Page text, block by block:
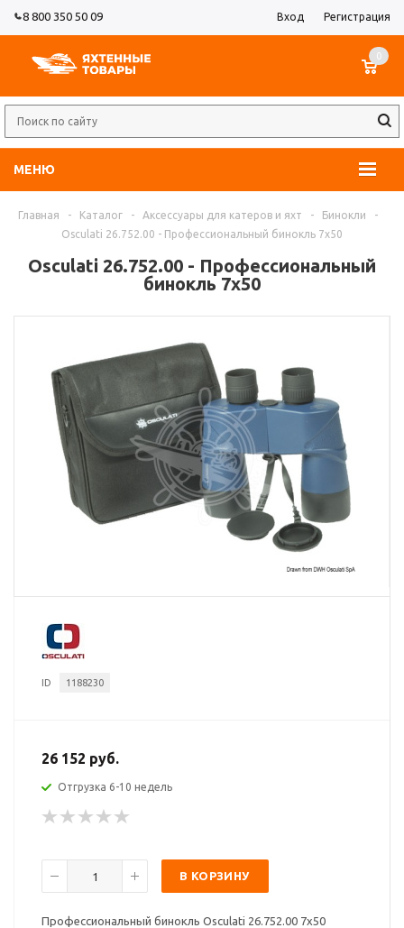
8 800 350 50 09 Вход Регистрация
МЕНЮ
0
Главная - Каталог - Аксессуары для катеров и яхт - Бинокли
-
Osculati 26.752.00 - Профессиональный бинокль 7x50
Osculati 26.752.00 - Профессиональный
бинокль 7x50
ID 1188230
26 152 руб.
Отгрузка 6-10 недель
В КОРЗИНУ
Профессиональный бинокль Osculati 26.752.00 7x50